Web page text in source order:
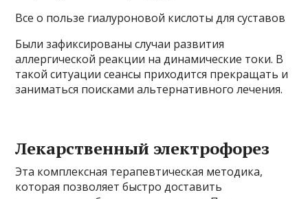
Все о пользе гиалуроновой кислоты для суставов
Были зафиксированы случаи развития
аллергической реакции на динамические токи. В
такой ситуации сеансы приходится прекращать и
заниматься поисками альтернативного лечения.
Лекарственный электрофорез
Эта комплексная терапевтическая методика,
которая позволяет быстро доставить